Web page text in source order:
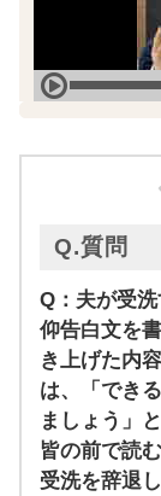
Q.質問
Q：夫が受
仰告白文を
き上げた内
は、「でき
ましょう」
皆の前で読
受洗を辞退